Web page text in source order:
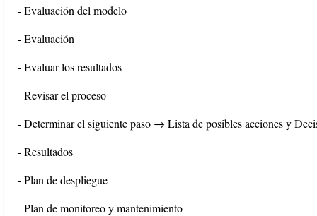
- Evaluación del modelo
- Evaluación
- Evaluar los resultados
- Revisar el proceso
- Determinar el siguiente paso → Lista de posibles acciones y
- Resultados
- Plan de despliegue
- Plan de monitoreo y mantenimiento